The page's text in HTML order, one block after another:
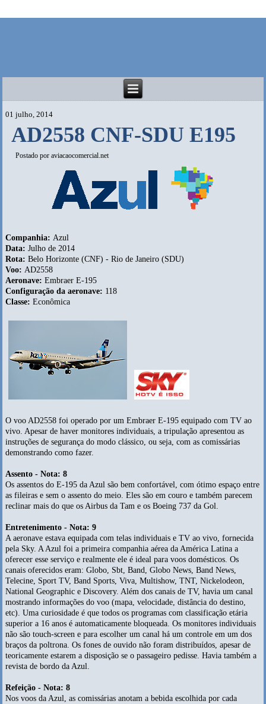
01 julho, 2014
AD2558 CNF-SDU E195
Postado poraviacaocomercial.net
Companhia: Azul
Data:Julho de 2014
Rota:Belo Horizonte (CNF) - Rio de Janeiro (SDU)
Voo: AD2558
Aeronave:Embraer E-195
Configuração da aeronave: 118
Classe:Econômica
O voo AD2558 foi operado por um Embraer E-195 equipado com TV ao
vivo. Apesar de haver monitores individuais, a tripulação apresentou as
instruções de segurança do modo clássico, ou seja, com as comissárias
demonstrando como fazer.
Assento - Nota: 8
Os assentos do E-195 da Azul são bem confortável, com ótimo espaço entre
as fileiras e sem o assento do meio. Eles são em couro e também parecem
reclinar mais do que os Airbus da Tam e os Boeing 737 da Gol.
Entretenimento - Nota: 9
A aeronave estava equipada com telas individuais e TV ao vivo, fornecida
pela Sky. A Azul foi a primeira companhia aérea da América Latina a
oferecer esse serviço e realmente ele é ideal para voos domésticos. Os
canais oferecidos eram: Globo, Sbt, Band, Globo News, Band News,
Telecine, Sport TV, Band Sports, Viva, Multishow, TNT, Nickelodeon,
National Geographic e Discovery. Além dos canais de TV, havia um canal
mostrando informações do voo (mapa, velocidade, distância do destino,
etc). Uma curiosidade é que todos os programas com classificação etária
superior a 16 anos é automaticamente bloqueada. Os monitores individuais
não são touch-screen e para escolher um canal há um controle em um dos
braços da poltrona. Os fones de ouvido não foram distribuídos, apesar de
teoricamente estarem a disposição se o passageiro pedisse. Havia também a
revista de bordo da Azul.
Refeição - Nota: 8
Nos voos da Azul, as comissárias anotam a bebida escolhida por cada